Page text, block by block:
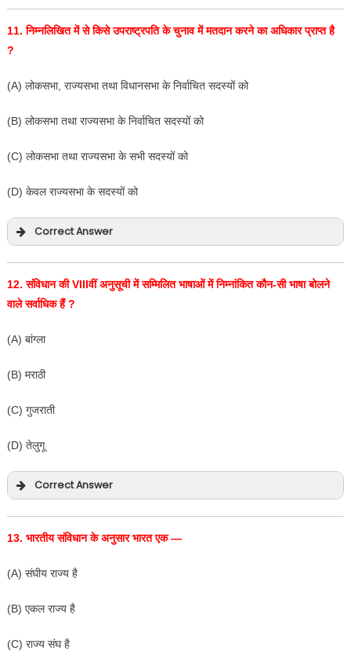
11.निम्नलिखित में से किसे उपराष्ट्रपति के चुनाव में मतदान करने का अधिकार प्राप्त है
?
(A) लोकसभा, राज्यसभा तथा विधानसभा के निर्वाचित सदस्यों को
(B) लोकसभा तथा राज्यसभा के निर्वाचित सदस्यों को
(C) लोकसभा तथा राज्यसभा के सभी सदस्यों को
(D) केवल राज्यसभा के सदस्यों को
Correct Answer
12.संविधान कीVIIIवीं अनुसूची में सम्मिलित भाषाओं में निम्नांकित कौन-सी भाषा बोलने
वाले सर्वाधिक हैं?
(A) बांग्ला
(B) मराठी
(C) गुजराती
(D) तेलुगू
Correct Answer
13. भारतीय संविधान के अनुसार भारत एक —
(A) संघीय राज्य है
(B) एकल राज्य है
(C) राज्य संघ है